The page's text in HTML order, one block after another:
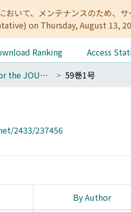
おいて、メンテナンスのため
on Thursday, August 13,
Ranking Access
THE SHIRIN or the JOURNAL OF HISTORY 59巻1号
2433/237456
By Author